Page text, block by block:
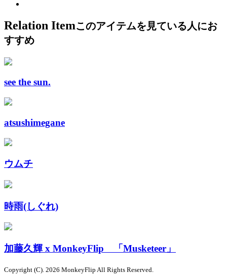
Relation Itemこのアイテムを見ている人にお
すすめ
see the sun.
atsushimegane
ウムチ
時雨(しぐれ)
加藤久輝 x MonkeyFlip 「Musketeer」
Copyright (C). 2026 MonkeyFlip All Rights Reserved.